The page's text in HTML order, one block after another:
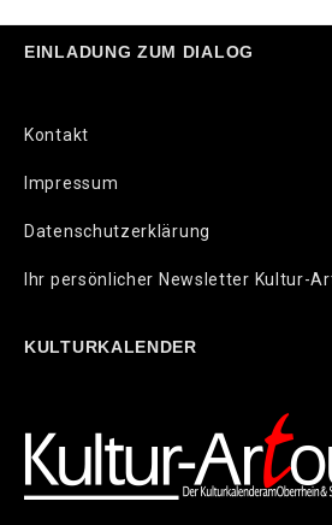
EINLADUNG ZUM DIALOG
Kontakt
Impressum
Datenschutzerklärung
Ihr persönlicher Newsletter Kultur-
KULTURKALENDER